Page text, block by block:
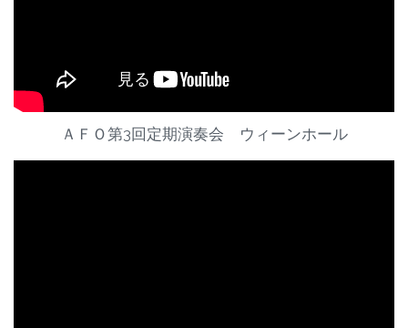
ＡＦＯ第3回定期演奏会 ウィーンホール